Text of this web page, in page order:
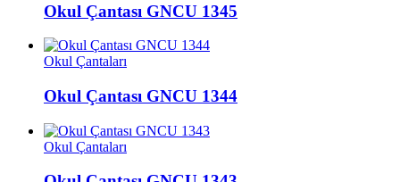
Okul Çantası GNCU 1345
Okul Çantaları
Okul Çantası GNCU 1344
Okul Çantaları